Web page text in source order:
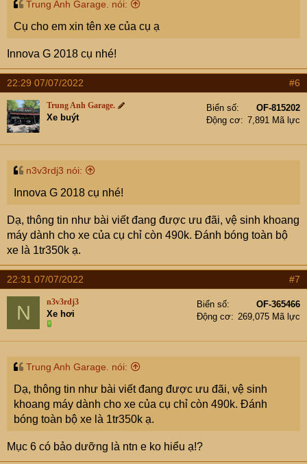
cho các dòng xe 5 chỗ Sedan >
3 - Gói sơn quây trừ nóc chỉ còn 8.950.000 < Áp dụng
* DỊCH VỤ CHĂM SÓC NỘI - NGOẠI THẤT
( Dọn nội thất chi tiết, rửa khoang máy, vệ sinh điều
hòa nội soi )
1, Dịch vụ Combo dọn nội thất chỉ còn 1.750.000< Áp
dụng cho các dòng xe Mini
2, Dịch vụ Combo dọn nội thất chỉ còn 1.950.000< Áp
dụng cho các dòng xe Sedan
3, Dịch vụ Combo dọn nội thất chỉ còn 2.450.000< Áp
dụng cho các dòng xe SUV
< Chăm sóc từng chi tiết nhỏ trong xe, phục hồi và bảo
dưỡng da, nỉ nhựa như mới. Sử dụng hóa chất chuyên
dụng của Sonax >
10 bước chi tiết dọn nội thất tại Trung Anh Garage:
Bước 1: Rửa xe chi tiết
Trung Anh Garage. nói:
Cụ cho em xin tên xe của cụ ạ
Innova G 2018 cụ nhé!
22:29 07/07/2022 #6
Trung Anh Garage.
Xe buýt
Biển số
OF-815202
Động cơ
7,891 Mã lực
n3v3rdj3 nói:
Innova G 2018 cụ nhé!
Dạ, thông tin như bài viết đang được ưu đãi, vệ sinh khoang
máy dành cho xe của cụ chỉ còn 490k. Đánh bóng toàn bộ
xe là 1tr350k ạ.
22:31 07/07/2022 #7
N n3v3rdj3
Xe hơi
Biển số
OF-365466
Động cơ
269,075 Mã lực
Trung Anh Garage. nói:
Dạ, thông tin như bài viết đang được ưu đãi, vệ sinh
khoang máy dành cho xe của cụ chỉ còn 490k. Đánh
bóng toàn bộ xe là 1tr350k ạ.
Mục 6 có bảo dưỡng là ntn e ko hiểu ạ!?